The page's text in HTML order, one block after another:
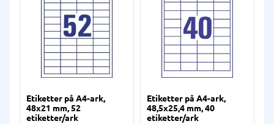
Etiketter på A4-ark,
48x21 mm, 52
etiketter/ark
Etiketter på A4-ark,
48,5x25,4 mm, 40
etiketter/ark